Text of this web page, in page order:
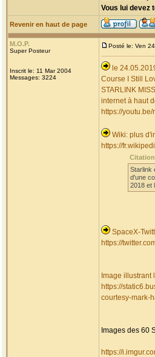
Vous lui devez
Revenir en haut de page
M.O.P.
Super Posteur
Inscrit le: 11 Mar 2004
Messages: 3224
Posté le: Ven
le
Course I Still
STARLINK
internet à haut
https://youtu.be/
Wiki: plus
https://
Starlink
d'une
2018 et
SpaceX-
https://
Image illustrant
https://
courtesy-mark-
Images des 60
https://